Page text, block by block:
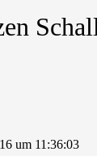
um 11:36:03